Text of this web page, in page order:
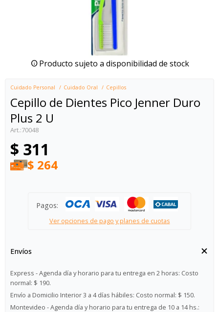
Producto sujeto a disponibilidad de stock
Cuidado Personal Cuidado Oral Cepillos
Cepillo de Dientes Pico Jenner Duro
Plus 2 U
70048
$ 311
$ 264
Pagos:
Ver opciones de pago y planes de cuotas
Envíos
Express - Agenda día y horario para tu entrega en 2 horas: Costo
normal: $ 190.
Envío a Domicilio Interior 3 a 4 días hábiles: Costo normal: $ 150.
Montevideo - Agenda día y horario para tu entrega de 10 a 14 hs.: